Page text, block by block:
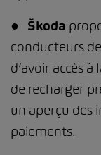
● Škoda
conducteurs
d’avoir accès
de recharger
un aperçu des
paiements.